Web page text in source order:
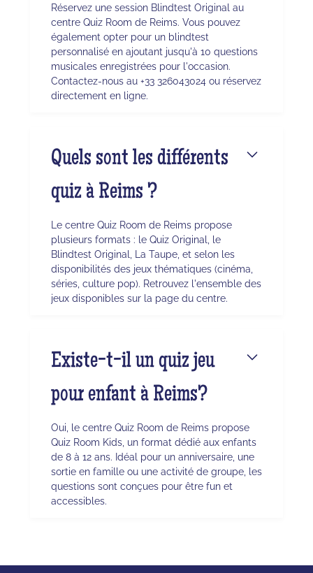
Réservez une session Blindtest Original au
centre Quiz Room de Reims. Vous pouvez
également opter pour un blindtest
personnalisé en ajoutant jusqu'à 10 questions
musicales enregistrées pour l'occasion.
Contactez-nous au +33 326043024 ou réservez
directement en ligne.
Quels sont les différents
quiz à Reims ?
Le centre Quiz Room de Reims propose
plusieurs formats : le Quiz Original, le
Blindtest Original, La Taupe, et selon les
disponibilités des jeux thématiques (cinéma,
séries, culture pop). Retrouvez l'ensemble des
jeux disponibles sur la page du centre.
Existe-t-il un quiz jeu
pour enfant à Reims?
Oui, le centre Quiz Room de Reims propose
Quiz Room Kids, un format dédié aux enfants
de 8 à 12 ans. Idéal pour un anniversaire, une
sortie en famille ou une activité de groupe, les
questions sont conçues pour être fun et
accessibles.